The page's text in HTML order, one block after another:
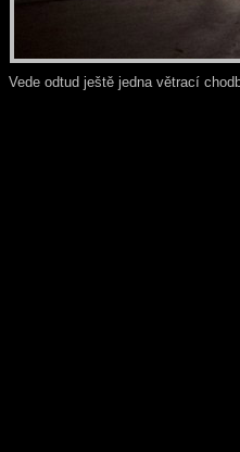
Vede odtud ještě jedna větrací